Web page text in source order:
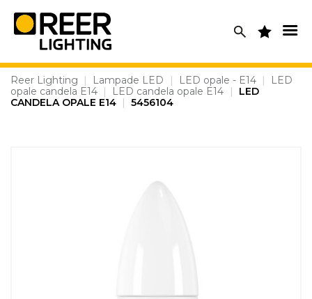
content
Reer Lighting | Lampade LED | LED opale - E14 |
LED
opale candela E14 | LED candela opale E14 |
LED
CANDELA OPALE E14 | 5456104